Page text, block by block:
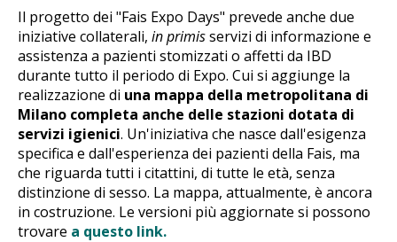
Il progetto dei "Fais Expo Days" prevede anche due
iniziative collaterali, in primisservizi di informazione e
assistenza a pazienti stomizzati o affetti da IBD
durante tutto il periodo di Expo. Cui si aggiunge la
realizzazione di una mappa della metropolitana di
Milano completa anche delle stazioni dotata di
servizi igienici. Un'iniziativa che nasce dall'esigenza
specifica e dall'esperienza dei pazienti della Fais, ma
che riguarda tutti i citattini, di tutte le età, senza
distinzione di sesso. La mappa, attualmente, è ancora
in costruzione. Le versioni più aggiornate si possono
trovare a questo link.